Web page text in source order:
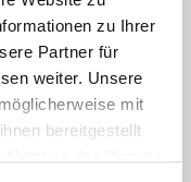
zu Ihrer
Partner für
weiter. Unsere
mit
bereitgestellt